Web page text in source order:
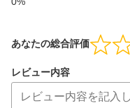
あなたの総合評価
レビュー内容